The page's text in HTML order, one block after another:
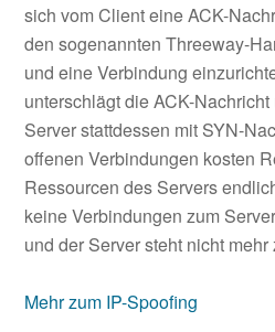
sich vom Client eine ACK-
den sogenannten Threeway-
und eine Verbindung
unterschlägt die ACK-
Server stattdessen mit SYN-
offenen Verbindungen kosten
Ressourcen des Servers
keine Verbindungen zum
und der Server steht nicht mehr
Mehr zum IP-Spoofing